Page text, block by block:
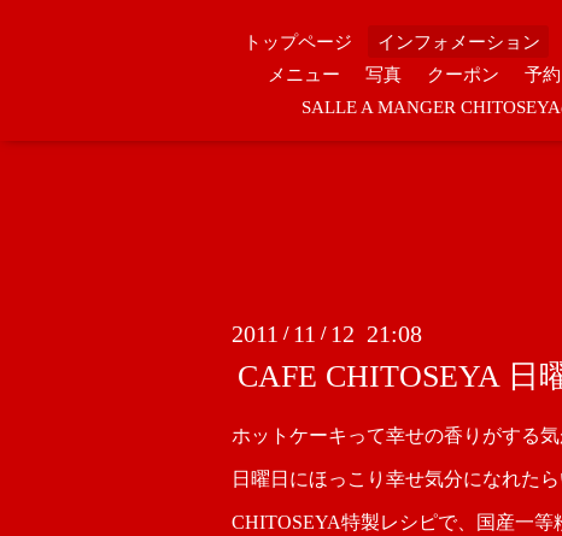
トップページ インフォメーション
メニュー
写真 クーポン 予約
SALLE A MANGER
2011 / 11 / 12 21:08
CAFE CHITOSEYA
ホットケーキって幸せの香りがする気
日曜日にほっこり幸せ気分になれた
CHITOSEYA特製レシピで、国産一等